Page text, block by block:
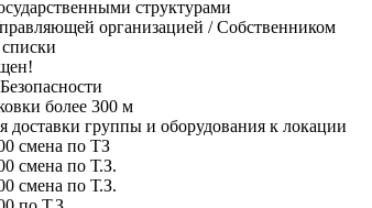
структурами
организацией / Собственником
более 300 м
доставки группы и оборудования к локации
смена по ТЗ
смена по Т.З.
смена по Т.З.